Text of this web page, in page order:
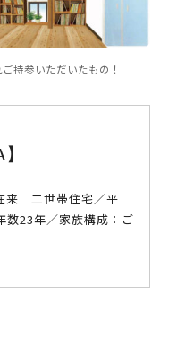
持参いただいたもの！
来 二世帯住宅／平
数23年／家族構成：ご